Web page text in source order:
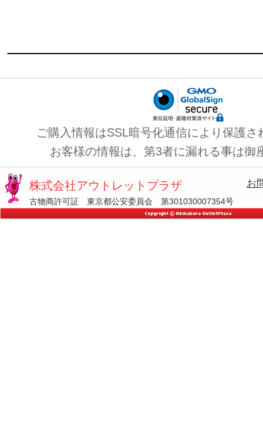
ご購入情報はSSL暗号化通信により保護さ
お客様の情報は、第3者に漏れる事は御
株式会社アウトレットプラザ
古物商許可証 東京都公安委員会 第301030007354号
お